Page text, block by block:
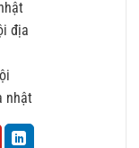
địa
nhật